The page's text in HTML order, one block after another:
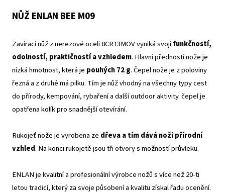
NŮŽ ENLAN BEE M09
Zavírací nůž z nerezové oceli 8CR13MOV vyniká svojífunkčností,
odolností, praktičností a vzhledem. Hlavní předností nože je
nízká hmotnost, která je pouhých 72 g. Čepel nože je z poloviny
řezná a z druhé má pilku. Tím je nůž vhodný na všechny typy cest
do přírody, kempování, rybaření a další outdoor aktivity. čepel je
opatřena kolík pro snadnější otevírání.
Rukojeť nože je vyrobena ze dřeva a tím dává noži přírodní
vzhled. Na konci rukojetě jsou tři otvory s možností průvleku.
ENLAN je kvalitní a profesionální výrobce nožů s více než 20-ti
letou tradicí, který za svoje působení a kvalitu získal řadu ocenění.